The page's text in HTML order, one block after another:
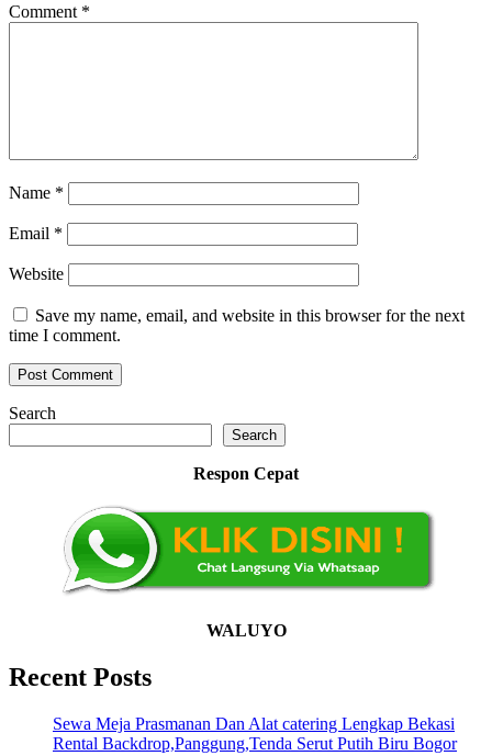
Comment *
Name *
Email *
Website
Save my name, email, and website in this browser for the next
time I comment.
Search
Search
Respon Cepat
WALUYO
Recent Posts
Sewa Meja Prasmanan Dan Alat catering Lengkap Bekasi
Rental Backdrop,Panggung,Tenda Serut Putih Biru Bogor